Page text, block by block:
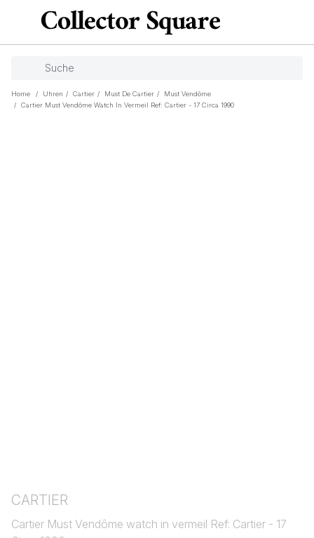
Home / Uhren / Cartier / Must De Cartier /
Must Vendôme
/
Cartier Must Vendôme Watch In Vermeil Ref: Cartier - 17 Circa 1990
CARTIER
Cartier Must Vendôme watch in vermeil Ref: Cartier - 17